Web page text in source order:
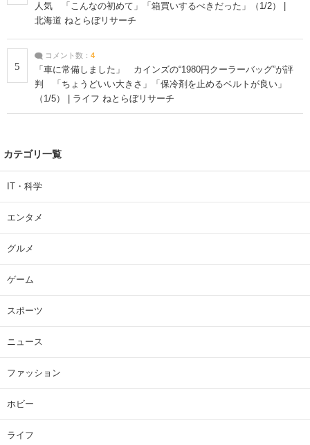
人気 「こんなの初めて」「箱買いするべきだった」（1/2） |
北海道 ねとらぼリサーチ
5
コメント数： 4
「車に常備しました」 カインズの“1980円クーラーバッグ”が評
判 「ちょうどいい大きさ」「保冷剤を止めるベルトが良い」
（1/5） | ライフ ねとらぼリサーチ
カテゴリ一覧
IT・科学
エンタメ
グルメ
ゲーム
スポーツ
ニュース
ファッション
ホビー
ライフ